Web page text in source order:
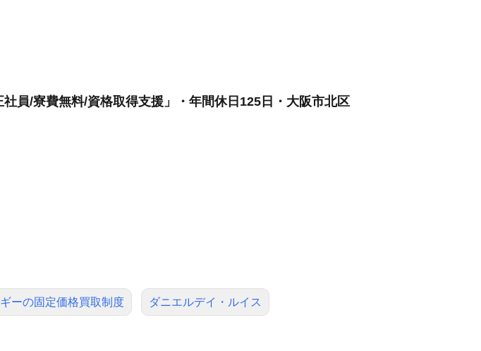
員/寮費無料/資格取得支援」・年間休日125日・大阪市北区
ーの固定価格買取制度 ダニエルデイ・ルイス